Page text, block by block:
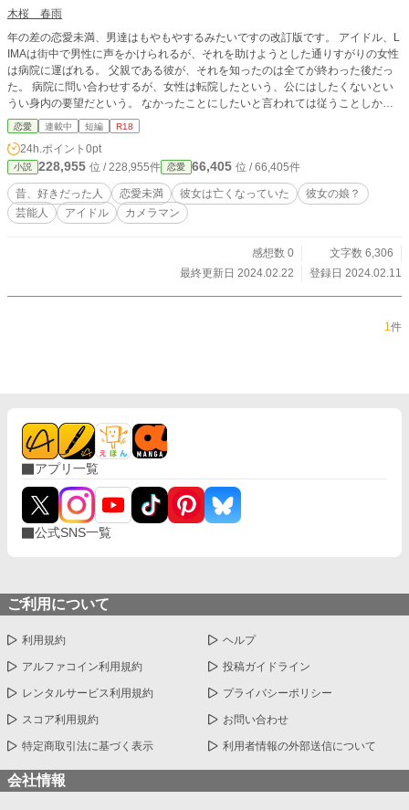
木桜 春雨
年の差の恋愛未満、男達はもやもやするみたいですの改訂版です。 アイドル、L
IMAは街中で男性に声をかけられるが、それを助けようとした通りすがりの女性
は病院に運ばれる。 父親である彼が、それを知ったのは全てが終わった後だっ
た。 病院に問い合わせするが、女性は転院したという、公にはしたくないとい
うい身内の要望だという。 なかったことにしたいと言われては従うことしかで
きなかった。 それから数年が過ぎた。
恋愛 連載中 短編 R18
24h.ポイント 0pt
小説 228,955 位 / 228,955件 恋愛 66,405 位 / 66,405件
昔、好きだった人 恋愛未満 彼女は亡くなっていた
彼女の娘？
芸能人
アイドル カメラマン
感想数 0
文字数 6,306
最終更新日 2024.02.22
登録日 2024.02.11
1件
アプリ一覧
公式SNS一覧
ご利用について
利用規約 ヘルプ
アルファコイン利用規約 投稿ガイドライン
レンタルサービス利用規約 プライバシーポリシー
スコア利用規約 お問い合わせ
特定商取引法に基づく表示 利用者情報の外部送信について
会社情報